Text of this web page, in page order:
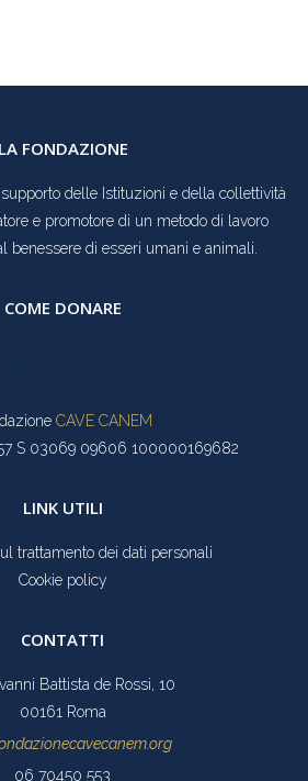
LA FONDAZIONE
delle Istituzioni e della collettività
e promotore di un metodo di lavoro
benessere di esseri umani e animali.
COME DONARE
CAVE CANEM
S 03069 09606 100000169682
LINK UTILI
trattamento dei dati personali
Cookie policy
CONTATTI
Battista de Rossi, 10
00161 Roma
06 70450 553